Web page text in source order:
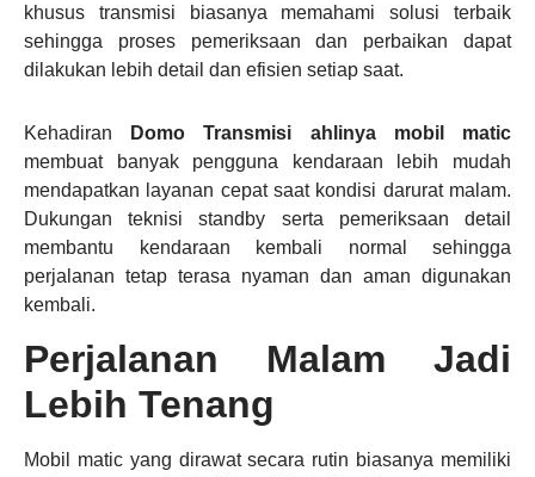
khusus transmisi biasanya memahami solusi terbaik
sehingga proses pemeriksaan dan perbaikan dapat
dilakukan lebih detail dan efisien setiap saat.
Kehadiran
Domo Transmisi ahlinya mobil matic
membuat banyak pengguna kendaraan lebih mudah
mendapatkan layanan cepat saat kondisi darurat malam.
Dukungan teknisi standby serta pemeriksaan detail
membantu kendaraan kembali normal sehingga
perjalanan tetap terasa nyaman dan aman digunakan
kembali.
Perjalanan Malam Jadi
Lebih Tenang
Mobil matic yang dirawat secara rutin biasanya memiliki